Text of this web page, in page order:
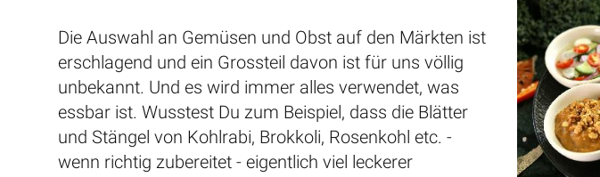
Die Auswahl an Gemüsen und Obst auf den Märkten ist
erschlagend und ein Grossteil davon ist für uns völlig
unbekannt. Und es wird immer alles verwendet, was
essbar ist. Wusstest Du zum Beispiel, dass die Blätter
und Stängel von Kohlrabi, Brokkoli, Rosenkohl etc. -
wenn richtig zubereitet - eigentlich viel leckerer